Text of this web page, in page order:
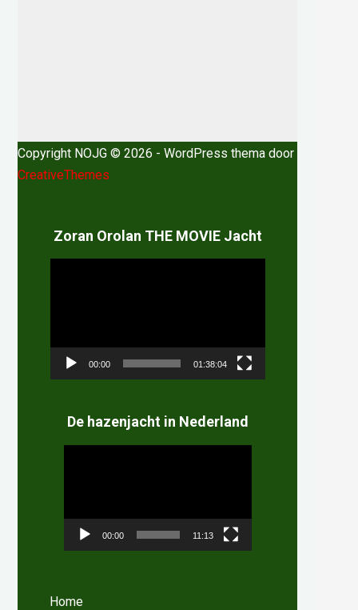
Copyright NOJG © 2026 - WordPress thema door
CreativeThemes
Zoran Orolan THE MOVIE Jacht
00:00 01:38:04
De hazenjacht in Nederland
00:00 11:13
Home